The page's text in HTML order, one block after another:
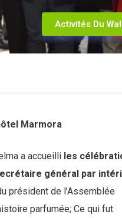
Activités Du
Marmora
a accueilli les
général par
président de l’Assemblée
parfumée; Ce qui fut